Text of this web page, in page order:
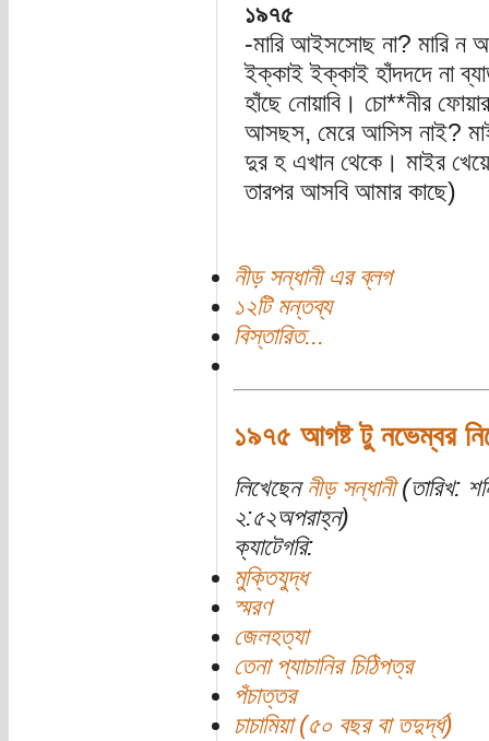
১৯৭৫
-মারি আইসসোছ না? মারি ন
ইক্কাই ইক্কাই হাঁদদদে না
হাঁছে নোয়াবি। চো**নীর
আসছস, মেরে আসিস নাই?
দুর হ এখান থেকে। মাইর
তারপর আসবি আমার কাছে)
নীড় সন্ধানী এর ব্লগ
১২টি মন্তব্য
বিস্তারিত...
১৯৭৫ আগষ্ট টু নভেম্বর
লিখেছেন নীড় সন্ধানী(তারিখ:
২:৫২অপরাহ্ন)
ক্যাটেগরি:
মুক্তিযুদ্ধ
স্মরণ
জেলহত্যা
তেনা প্যাচানির চিঠিপত্র
পঁচাত্তর
চাচামিয়া (৫০ বছর বা তদুর্দ্ধ)